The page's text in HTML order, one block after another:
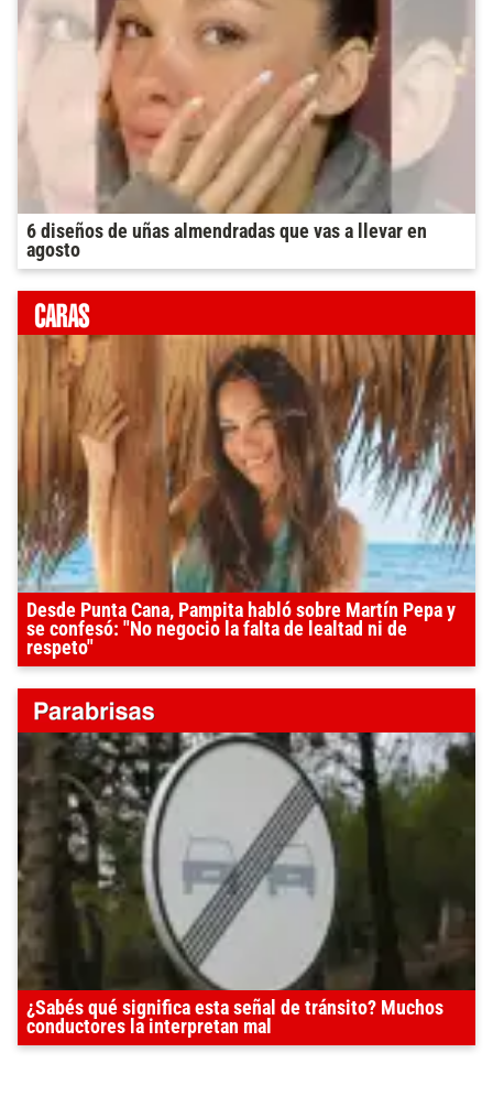
6 diseños de uñas almendradas que vas a llevar en
agosto
Desde Punta Cana, Pampita habló sobre Martín Pepa y
se confesó: "No negocio la falta de lealtad ni de
respeto"
¿Sabés qué significa esta señal de tránsito? Muchos
conductores la interpretan mal